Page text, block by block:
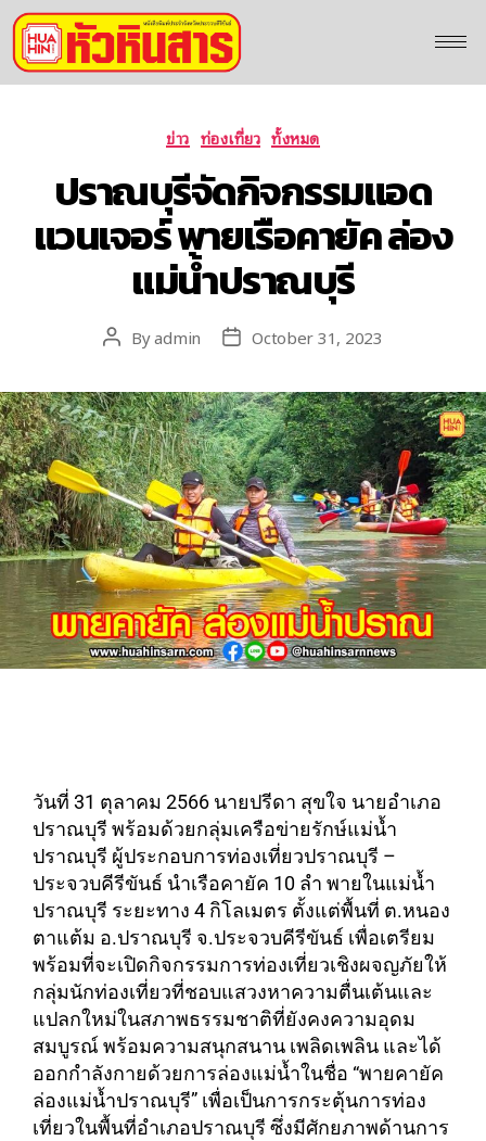
ข่าว ท่องเที่ยว ทั้งหมด
ปราณบุรีจัดกิจกรรมแอด
แวนเจอร์ พายเรือคายัค ล่อง
แม่น้ำปราณบุรี
Byadmin October 31, 2023
วันที่ 31 ตุลาคม 2566 นายปรีดา สุขใจ นายอำเภอ
ปราณบุรี พร้อมด้วยกลุ่มเครือข่ายรักษ์แม่น้ำ
ปราณบุรี ผู้ประกอบการท่องเที่ยวปราณบุรี –
ประจวบคีรีขันธ์ นำเรือคายัค 10 ลำ พายในแม่น้ำ
ปราณบุรี ระยะทาง 4 กิโลเมตร ตั้งแต่พื้นที่ ต.หนอง
ตาแต้ม อ.ปราณบุรี จ.ประจวบคีรีขันธ์ เพื่อเตรียม
พร้อมที่จะเปิดกิจกรรมการท่องเที่ยวเชิงผจญภัยให้
กลุ่มนักท่องเที่ยวที่ชอบแสวงหาความตื่นเต้นและ
แปลกใหม่ในสภาพธรรมชาติที่ยังคงความอุดม
สมบูรณ์ พร้อมความสนุกสนาน เพลิดเพลิน และได้
ออกกำลังกายด้วยการล่องแม่น้ำในชื่อ “พายคายัค
ล่องแม่น้ำปราณบุรี” เพื่อเป็นการกระตุ้นการท่อง
เที่ยวในพื้นที่อำเภอปราณบุรี ซึ่งมีศักยภาพด้านการ